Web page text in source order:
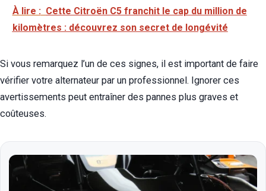
À lire : Cette Citroën C5 franchit le cap du million de
kilomètres : découvrez son secret de longévité
Si vous remarquez l’un de ces signes, il est important de faire
vérifier votre alternateur par un professionnel. Ignorer ces
avertissements peut entraîner des pannes plus graves et
coûteuses.